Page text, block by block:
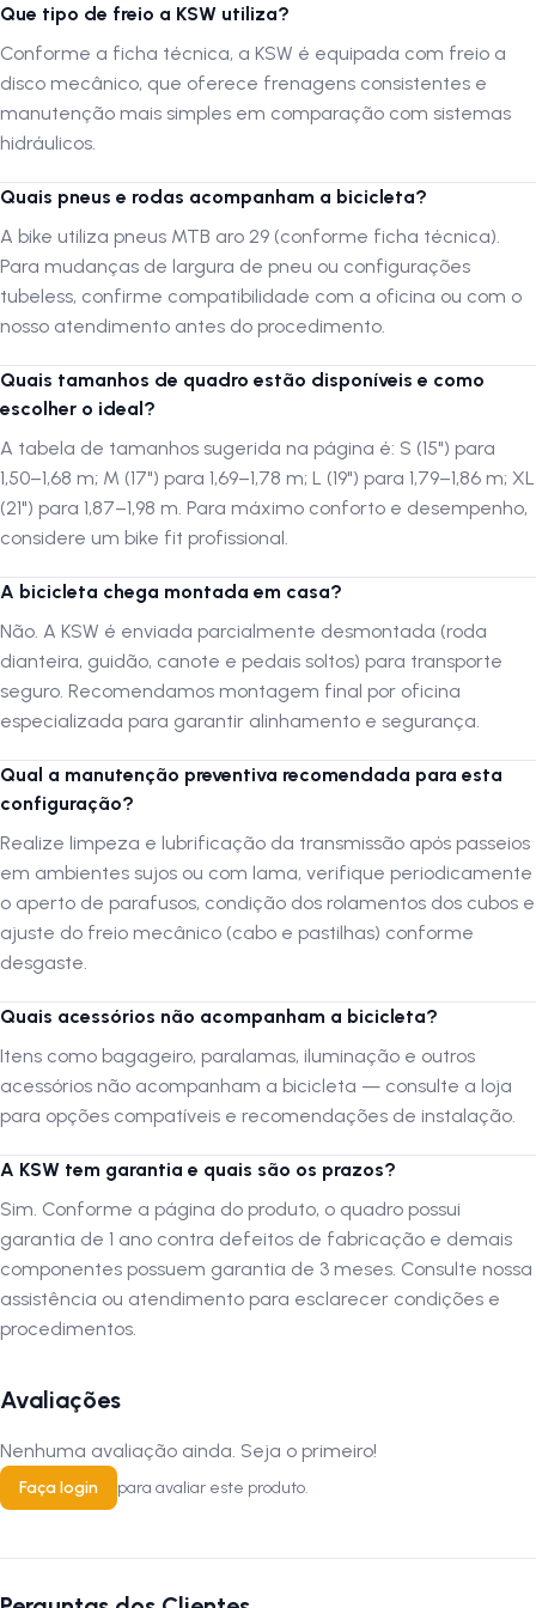
Pedivela:
Corrente: Fina 7 velocidades
Caixa de Direção:Semi integrado
Plataforma em nylon
Selim: Confortável
Canote do Selim:27.2mm
Escolher o Tamanho da Bicicleta para Altura do Ciclista
Altura do ciclista de 1,50 a 1,68m= Quadro Tamanho S | 15" MTB
Altura do ciclista de 1,79 a 1,86m
Altura do ciclista de 1,87 a 1,98m = Quadro Tamanho XL | 21" MTB
As medidas são sugeridas. Para precisão, realize um Bike Fit
profissional.
fora do garfo/suspensão, o guidão, canote de selim e pedais
desafixados da Bike, para acomodação de todas as partes na
caixa/embalagem para transporte.
Confira a Bicicleta no ato da entrega. Se houver qualquer situação
fora do normal, faça uma anotação no documento de entrega da
não, e o motivo. A ressalva é essencial para acionamento de Seguro
A montagem da Bicicleta
oficina especializada em bicicletas. A montagem por profissionais
corretamente, proporcionando segurança máxima e desempenho
ideal da Bicicleta.
Autenticação de montagem correta
por uma oficina especializada para confirmar que foi realizada
Após a montagem, leve a sua bicicleta em uma oficina especializada
para uma inspeção de segurança. Esta inspeção pode ser realizada a
LOJA NA PISTAfica isenta de eventuais custos de montagem ou
Que tipo de freio a KSW utiliza?
Conforme a ficha técnica, a KSW é equipada com freio a
disco mecânico, que oferece frenagens consistentes e
manutenção mais simples em comparação com sistemas
hidráulicos.
Quais pneus e rodas acompanham a bicicleta?
A bike utiliza pneus MTB aro 29 (conforme ficha técnica).
Para mudanças de largura de pneu ou configurações
tubeless, confirme compatibilidade com a oficina ou com o
nosso atendimento antes do procedimento.
Quais tamanhos de quadro estão disponíveis e como
escolher o ideal?
A tabela de tamanhos sugerida na página é: S (15") para
1,50–1,68 m; M (17") para 1,69–1,78 m; L (19") para 1,79–1,86 m; XL
(21") para 1,87–1,98 m. Para máximo conforto e desempenho,
considere um bike fit profissional.
A bicicleta chega montada em casa?
Não. A KSW é enviada parcialmente desmontada (roda
dianteira, guidão, canote e pedais soltos) para transporte
seguro. Recomendamos montagem final por oficina
especializada para garantir alinhamento e segurança.
Qual a manutenção preventiva recomendada para esta
configuração?
Realize limpeza e lubrificação da transmissão após passeios
em ambientes sujos ou com lama, verifique periodicamente
o aperto de parafusos, condição dos rolamentos dos cubos e
ajuste do freio mecânico (cabo e pastilhas) conforme
desgaste.
Quais acessórios não acompanham a bicicleta?
Itens como bagageiro, paralamas, iluminação e outros
acessórios não acompanham a bicicleta — consulte a loja
para opções compatíveis e recomendações de instalação.
A KSW tem garantia e quais são os prazos?
Sim. Conforme a página do produto, o quadro possui
garantia de 1 ano contra defeitos de fabricação e demais
componentes possuem garantia de 3 meses. Consulte nossa
assistência ou atendimento para esclarecer condições e
procedimentos.
Avaliações
Nenhuma avaliação ainda. Seja o primeiro!
Faça login para avaliar este produto.